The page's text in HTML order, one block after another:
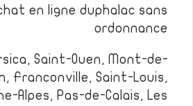
en ligne duphalac sans
ordonnance
Saint-Ouen, Mont-de-
Franconville, Saint-Louis,
Alpes, Pas-de-Calais, Les